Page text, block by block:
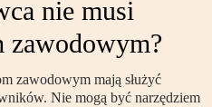
nie musi
zawodowym?
zawodowym mają służyć
Nie mogą być narzędziem